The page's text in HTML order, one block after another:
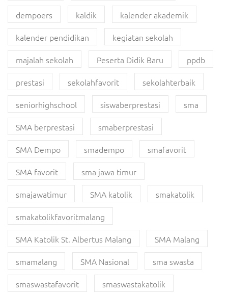
dempoers
kaldik
kalender akademik
kalender pendidikan
kegiatan sekolah
majalah sekolah
Peserta Didik Baru
ppdb
prestasi
sekolahfavorit
sekolahterbaik
seniorhighschool
siswaberprestasi
sma
SMA berprestasi
smaberprestasi
SMA Dempo
smadempo
smafavorit
SMA favorit
sma jawa timur
smajawatimur
SMA katolik
smakatolik
smakatolikfavoritmalang
SMA Katolik St. Albertus Malang
SMA Malang
smamalang
SMA Nasional
sma swasta
smaswastafavorit
smaswastakatolik